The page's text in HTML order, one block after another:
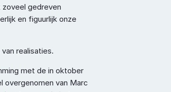
gedreven
en figuurlijk onze
realisaties.
met de in oktober
overgenomen van Marc